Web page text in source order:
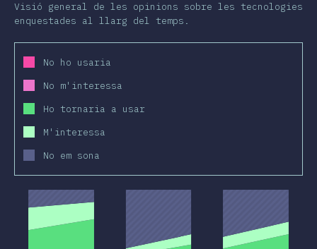
Visió general de les opinions sobre les tecnologies
enquestades al llarg del temps.
No ho usaria
No m'interessa
Ho tornaria a usar
M'interessa
No em sona
2019 2020 2019 2020 2019 2020